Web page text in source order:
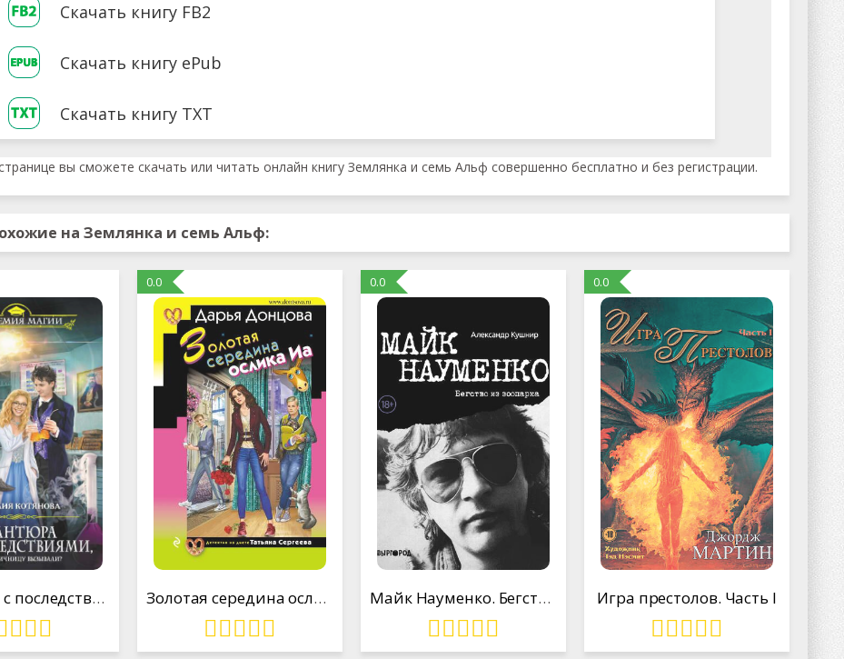
Скачать книгу FB2
Скачать книгу ePub
Скачать книгу TXT
вы сможете скачать или читать онлайн книгу Землянка и семь Альф совершенно бесплатно и без регистрации.
на Землянка и семь Альф:
Авантюра с последствиями, или Отличницу вызывали?
0.0
Золотая середина ослика Иа
0.0
Майк Науменко. Бегство из зоопарка
0.0
Игра престолов. Часть I